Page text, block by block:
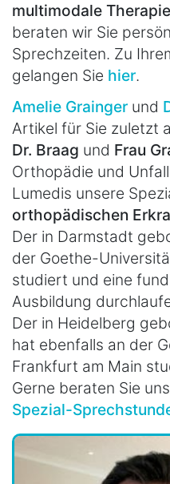
multimodale Therapie
beraten wir Sie
Sprechzeiten. Zu
gelangen Sie hier.
Amelie Grainger und
Artikel für Sie zuletzt
Dr. Braag und Frau
Orthopädie und
Lumedis unsere
orthopädischen
Der in Darmstadt
der Goethe-
studiert und eine
Ausbildung
Der in Heidelberg
hat ebenfalls an der
Frankfurt am Main
Gerne beraten Sie
Spezial-